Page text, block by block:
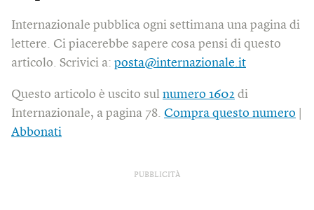
Internazionale pubblica ogni settimana una pagina di
lettere. Ci piacerebbe sapere cosa pensi di questo
articolo. Scrivici a: posta@internazionale.it
Questo articolo è uscito sul numero 1602 di
Internazionale, a pagina 78. Compra questo numero
Abbonati
PUBBLICITÀ